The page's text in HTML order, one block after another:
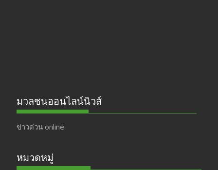
มวลชนออนไลน์นิวส์
ข่าวด่วน online
หมวดหมู่